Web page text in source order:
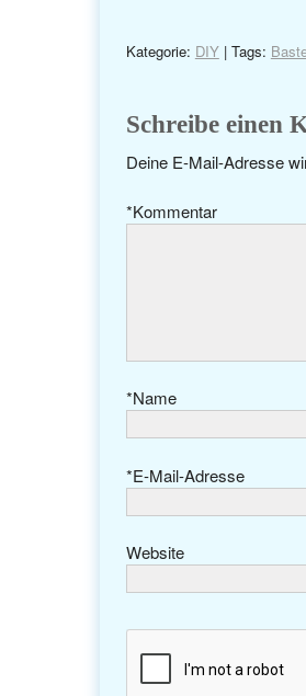
Kategorie: DIY| Tags:
Schreibe einen
Deine E-Mail-Adresse
Kommentar
*
Name
*
E-Mail-Adresse
*
Website